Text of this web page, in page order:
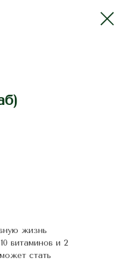
жизнь
витаминов и 2
стать